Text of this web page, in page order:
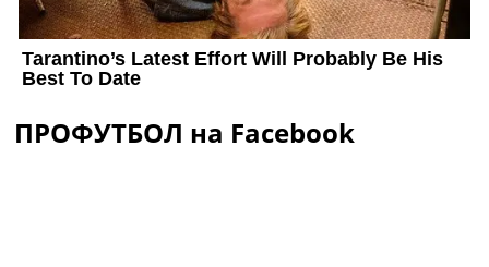
ПРОФУТБОЛ на Facebook